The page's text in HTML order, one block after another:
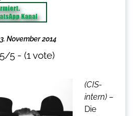
3. November 2014
5/5 - (1 vote)
(CIS-
intern) –
Die